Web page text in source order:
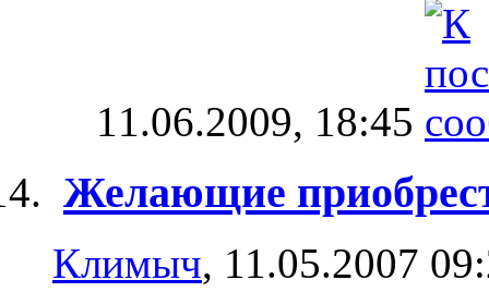
11.06.2009, 18:45
Желающие
Климыч, 11.05.2007